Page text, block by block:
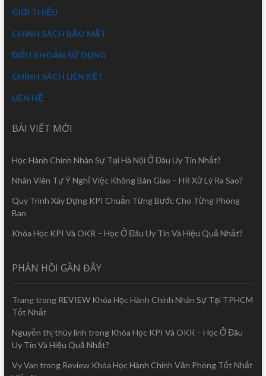
GIỚI THIỆU
CHÍNH SÁCH BẢO MẬT
ĐIỀU KHOẢN SỬ DỤNG
CHÍNH SÁCH LIÊN KẾT
LIÊN HỆ
BÀI VIẾT MỚI
Học Hành Chính Nhân Sự Tại Hà Nội Ở Đâu Uy Tín Nhất?
Nhân Viên Tự Ý Nghỉ Việc Không Bàn Giao – HR Xử Lý Ra Sao?
Quy Trình Xây Dựng KPI Chuẩn Từng Bước Cho Từng Phòng
Ban
Khóa Học KPI Và OKR – Học Ở Đâu Uy Tín Và Hiệu Quả Nhất?
PHẢN HỒI GẦN ĐÂY
Trangtrong REVIEW Khóa Học Hành Chính Nhân Sự Tại TPHCM
Tốt Nhất
Nguyễn thị thùy linh trong Khóa Học KPI Và OKR – Học Ở Đâu
Uy Tín Và Hiệu Quả Nhất?
Vy Van trong Review Khóa Học Hành Chính Văn Phòng Tốt Nhất